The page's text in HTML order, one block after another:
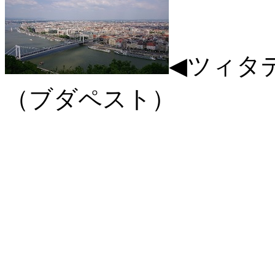
◀︎ツィタ
（ブダペスト）